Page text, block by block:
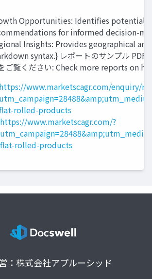
Opportunities: Identifies potential
for informed decision-
Insights: Provides geographical
syntax.} レポートのサンプル
ご覧ください: Check more reports on
https://www.marketscagr.com/enquiry/
rolled-products
https://www.marketscagr.com/?
flat-rolled-products
：株式会社アプルーシッド